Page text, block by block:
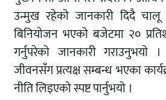
उन्मुख रहेकाे जानकारी दिदै चालू
बिनियाेजन भएको बजेटमा २०
गर्नुपरेको जानकारी गराउनुभयाे
जीवनसँग प्रत्यक्ष सम्बन्ध भएका
नीति लिइएको स्पष्ट पार्नुभयो ।